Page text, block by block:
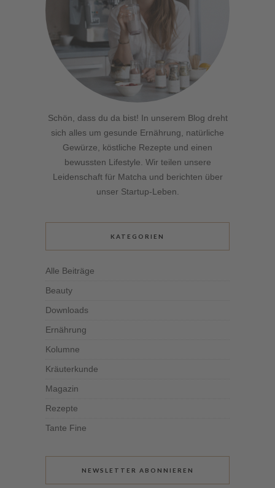
Schön, dass du da bist! In unserem Blog dreht
sich alles um gesunde Ernährung, natürliche
Gewürze, köstliche Rezepte und einen
bewussten Lifestyle. Wir teilen unsere
Leidenschaft für Matcha und berichten über
unser Startup-Leben.
KATEGORIEN
Alle Beiträge
Beauty
Downloads
Ernährung
Kolumne
Kräuterkunde
Magazin
Rezepte
Tante Fine
NEWSLETTER ABONNIEREN